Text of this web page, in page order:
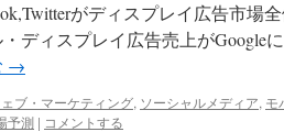
がディスプレイ広告市場
ディスプレイ広告売上がGoogleに
→
ブ・マーケティング, ソーシャルメディア, モ
予測 | コメントする